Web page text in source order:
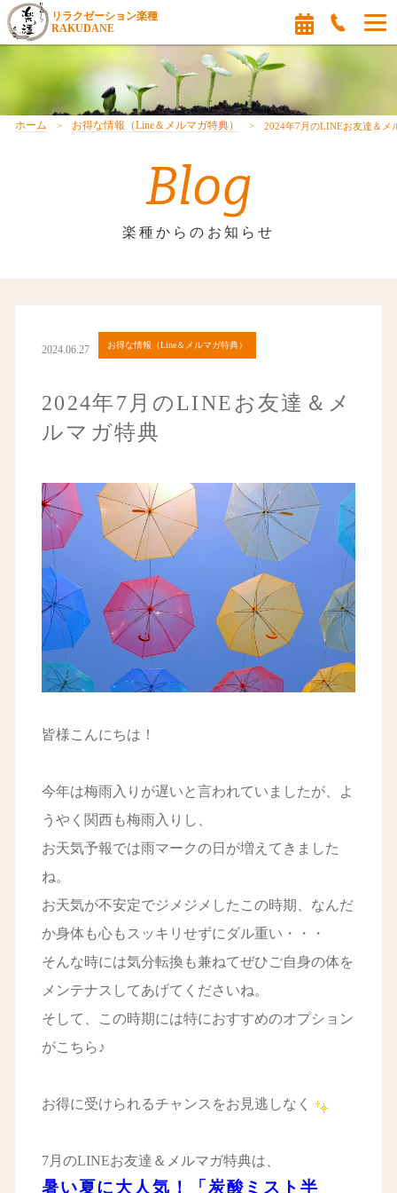
リラクゼーション楽種
RAKUDANE
ホーム お得な情報（Line＆メルマガ特典） 2024年7月のLINEお友達＆メ
Blog
楽種からのお知らせ
2024.06.27 お得な情報（Line＆メルマガ特典）
2024年7月のLINEお友達＆メ
ルマガ特典
皆様こんにちは！
今年は梅雨入りが遅いと言われていましたが、よ
うやく関西も梅雨入りし、
お天気予報では雨マークの日が増えてきました
ね。
お天気が不安定でジメジメしたこの時期、なんだ
か身体も心もスッキリせずにダル重い・・・
そんな時には気分転換も兼ねてぜひご自身の体を
メンテナスしてあげてくださいね。
そして、この時期には特におすすめのオプション
がこちら♪
お得に受けられるチャンスをお見逃しなく
7月のLINEお友達＆メルマガ特典は、
暑い夏に大人気！「炭酸ミスト半